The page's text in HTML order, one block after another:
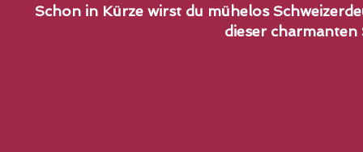
Schon in Kürze wirst du mühelos
dieser